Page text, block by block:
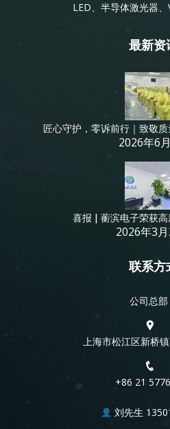
LED、半导体激光器、
最新资
匠心守护，零诉前行｜致敬
2026年6
喜报 | 蘅滨电子荣获
2026年3
联系方
公司总部
上海市松江区新桥
+86 21
刘先生